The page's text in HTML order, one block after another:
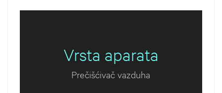
Vrsta aparata
Prečišćivač vazduha